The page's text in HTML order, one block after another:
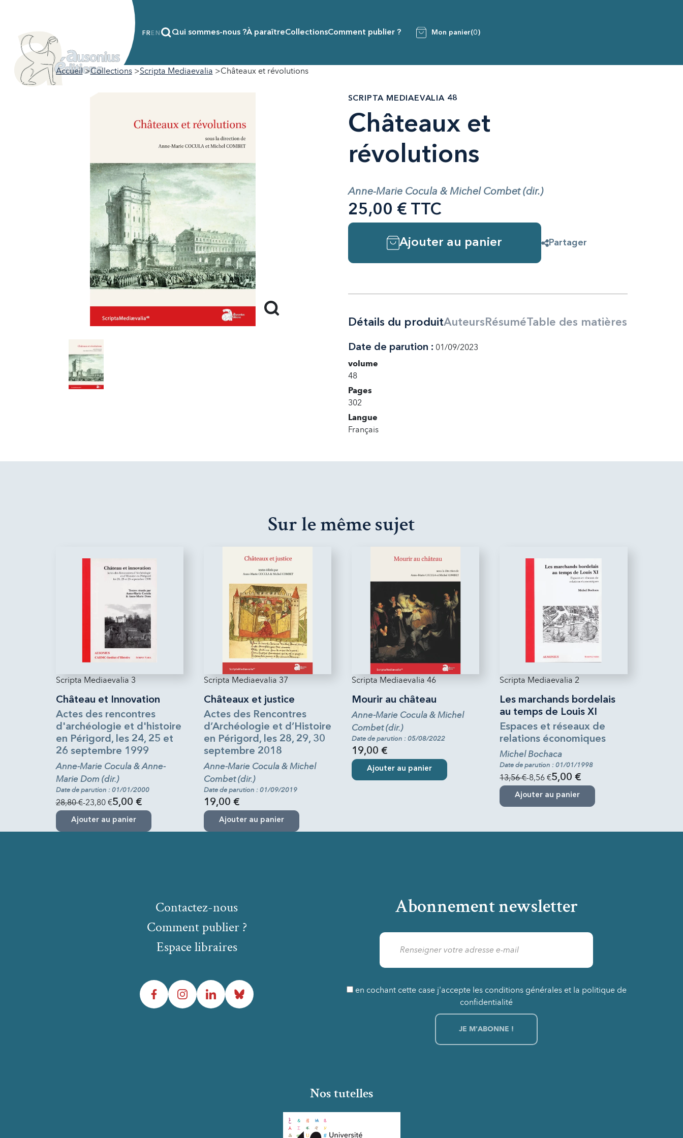
FR EN Qui sommes-nous ?À paraîtreCollectionsComment publier ? Mon panier(0)
Accueil Collections Scripta Mediaevalia Châteaux et révolutions
SCRIPTA MEDIAEVALIA 48
Châteaux et
révolutions
Anne-Marie Cocula & Michel Combet (dir.)
25,00 € TTC
Ajouter au panier Partager
Détails du produitAuteurs RésuméTable des matières
Date de parution : 01/09/2023
volume
48
Pages
302
Langue
Français
Sur le même sujet
Scripta Mediaevalia 3
Château et Innovation
Actes des rencontres
d'archéologie et d'histoire
en Périgord, les 24, 25 et
26 septembre 1999
Anne-Marie Cocula & Anne-
Marie Dom (dir.)
Date de parution : 01/01/2000
28,80 €-23,80 €5,00 €
Ajouter au panier
Scripta Mediaevalia 37
Châteaux et justice
Actes des Rencontres
d’Archéologie et d’Histoire
en Périgord, les 28, 29, 30
septembre 2018
Anne-Marie Cocula & Michel
Combet (dir.)
Date de parution : 01/09/2019
19,00 €
Ajouter au panier
Scripta Mediaevalia 46
Mourir au château
Anne-Marie Cocula & Michel
Combet (dir.)
Date de parution : 05/08/2022
19,00 €
Ajouter au panier
Scripta Mediaevalia 2
Les marchands bordelais
au temps de Louis XI
Espaces et réseaux de
relations économiques
Michel Bochaca
Date de parution : 01/01/1998
13,56 €-8,56 €5,00 €
Ajouter au panier
Abonnement newsletter
en cochant cette case j'accepte les conditions générales et la politique de
confidentialité
Comment publier ?
Espace libraires
Contactez-nous
FacebookInstagramLinkedInBluesky
Nos tutelles